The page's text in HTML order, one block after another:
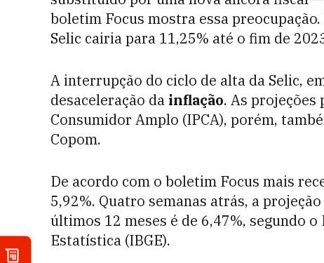
boletim Focus mostra essa
Selic cairia para 11,25% até o fim de
A interrupção do ciclo de alta da Selic,
desaceleração da inflação. As projeções
Consumidor Amplo (IPCA), porém,
Copom.
De acordo com o boletim Focus mais
5,92%. Quatro semanas atrás, a
últimos 12 meses é de 6,47%, segundo
Estatística (IBGE).